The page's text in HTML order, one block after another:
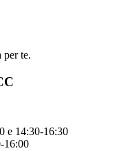
per te.
e 14:30-16:30
16:00